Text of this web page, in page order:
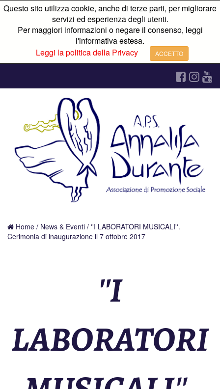
Questo sito utilizza cookie, anche di terze parti, per migliorare
servizi ed esperienza degli utenti.
Per maggiori informazioni o negare il consenso, leggi
l'informativa estesa.
Leggi la politica della Privacy
ACCETTO
Home / News & Eventi / ''I LABORATORI MUSICALI''.
Cerimonia di inaugurazione il 7 ottobre 2017
''I
LABORATORI